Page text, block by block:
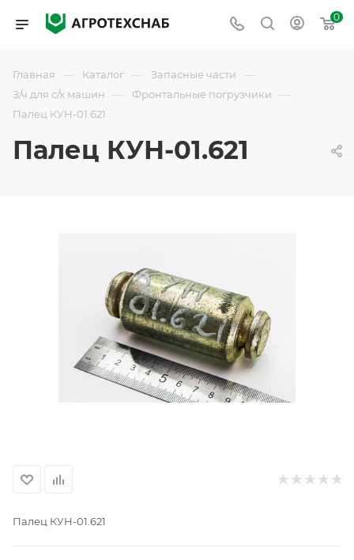
0
Главная — Каталог — Запасные части —
З/ч для с/х машин — Фронтальные погрузчики —
Палец КУН-01.621
Палец КУН-01.621
Палец КУН-01.621